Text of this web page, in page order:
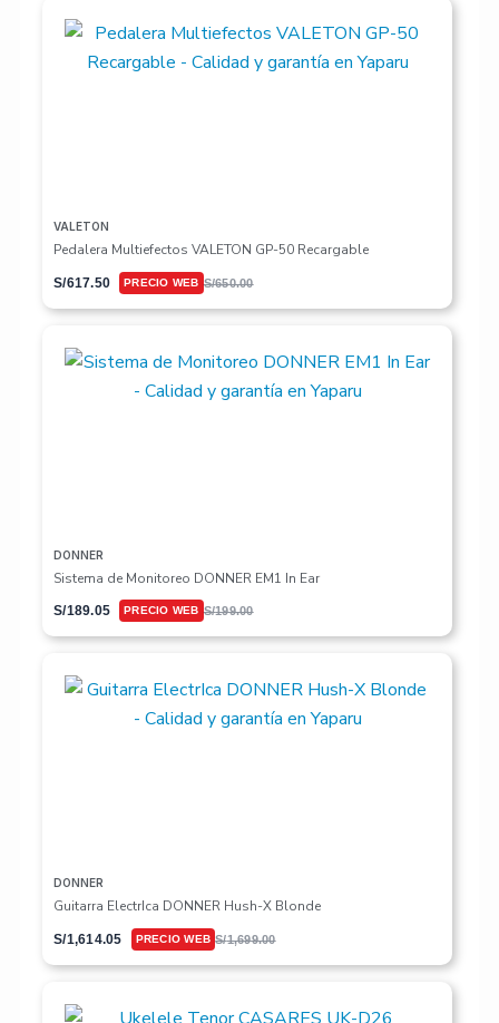
VALETON
Pedalera Multiefectos VALETON GP-50 Recargable
S/650.00
S/617.50
DONNER
Sistema de Monitoreo DONNER EM1 In Ear
S/199.00
S/189.05
DONNER
Guitarra ElectrIca DONNER Hush-X Blonde
S/1,699.00
S/1,614.05